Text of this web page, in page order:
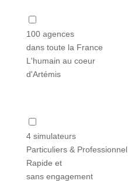
100 agences
dans toute la France
L'humain au coeur
d'Artémis
4 simulateurs
Particuliers & Professionnel
Rapide et
sans engagement